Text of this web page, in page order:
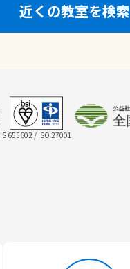
近くの教室を検索
IS 655602 / ISO 27001